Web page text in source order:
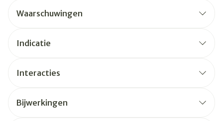
Waarschuwingen
Indicatie
Interacties
Bijwerkingen